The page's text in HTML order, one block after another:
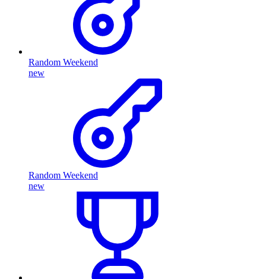
Random Weekend
new
Random Weekend
new